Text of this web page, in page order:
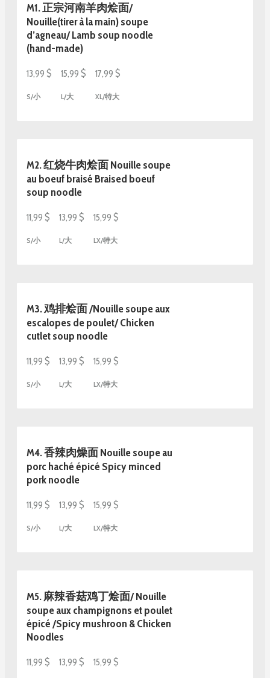
M1. 正宗河南羊肉烩面/
Nouille(tirer à la main) soupe
d’agneau/ Lamb soup noodle
(hand-made)
13,99 $
S/小
15,99 $
L/大
17,99 $
XL/特大
M2. 红烧牛肉烩面 Nouille soupe
au boeuf braisé Braised boeuf
soup noodle
11,99 $
S/小
13,99 $
L/大
15,99 $
LX/特大
M3. 鸡排烩面 /Nouille soupe aux
escalopes de poulet/ Chicken
cutlet soup noodle
11,99 $
S/小
13,99 $
L/大
15,99 $
LX/特大
M4. 香辣肉燥面 Nouille soupe au
porc haché épicé Spicy minced
pork noodle
11,99 $
S/小
13,99 $
L/大
15,99 $
LX/特大
M5. 麻辣香菇鸡丁烩面/ Nouille
soupe aux champignons et poulet
épicé /Spicy mushroon & Chicken
Noodles
11,99 $ 13,99 $ 15,99 $